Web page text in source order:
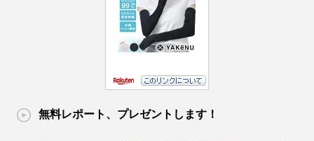
無料レポート、プレゼントします！